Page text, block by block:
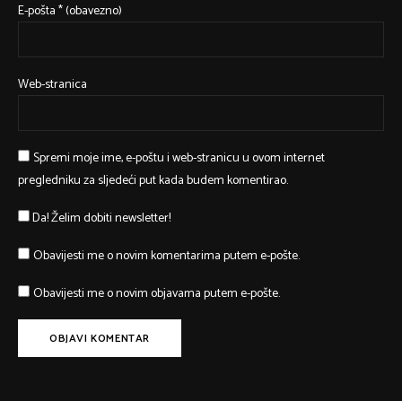
E-pošta* (obavezno)
Web-stranica
Spremi moje ime, e-poštu i web-stranicu u ovom internet
pregledniku za sljedeći put kada budem komentirao.
Da! Želim dobiti newsletter!
Obavijesti me o novim komentarima putem e-pošte.
Obavijesti me o novim objavama putem e-pošte.